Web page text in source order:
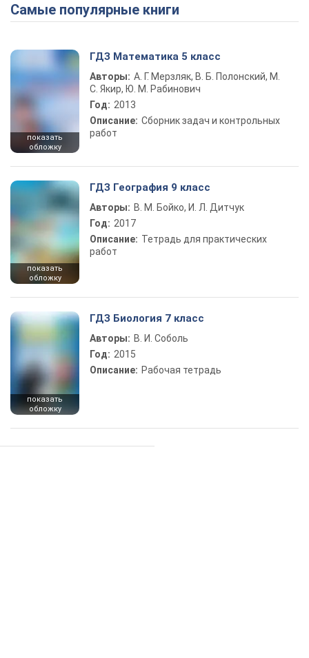
Самые популярные книги
показать
обложку
ГДЗ Математика 5 класс
Авторы: А. Г. Мерзляк, В. Б. Полонский, М.
С. Якир, Ю. М. Рабинович
Год: 2013
Описание: Сборник задач и контрольных
работ
показать
обложку
ГДЗ География 9 класс
Авторы: В. М. Бойко, И. Л. Дитчук
Год: 2017
Описание: Тетрадь для практических
работ
показать
обложку
ГДЗ Биология 7 класс
Авторы: В. И. Соболь
Год: 2015
Описание: Рабочая тетрадь